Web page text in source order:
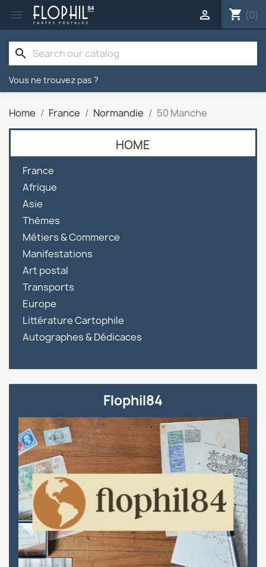
 shopping_cart (0)

search
Vous ne trouvez pas ?
Home France Normandie 50 Manche
HOME
France
Afrique
Asie
Thèmes
Métiers & Commerce
Manifestations
Art postal
Transports
Europe
Littérature Cartophile
Autographes & Dédicaces
Flophil84